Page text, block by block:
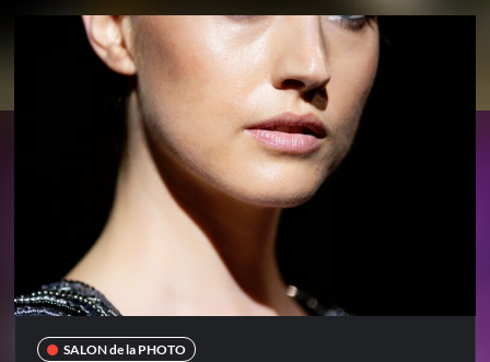
SALON de la PHOTO